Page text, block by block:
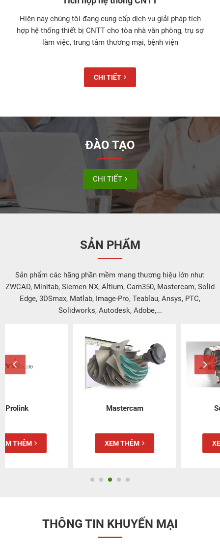
Hiện nay chúng tôi đang cung cấp dịch vụ giải pháp tích
hợp hệ thống thiết bị CNTT cho tòa nhà văn phòng, trụ sợ
làm việc, trung tâm thương mại, bệnh viện
CHI TIẾT
ĐÀO TẠO
CHI TIẾT
SẢN PHẨM
Sản phẩm các hãng phần mềm mang thương hiệu lớn như:
ZWCAD, Minitab, Siemen NX, Altium, Cam350, Mastercam, Solid
Edge, 3DSmax, Matlab, Image-Pro, Teablau, Ansys, PTC,
Solidworks, Autodesk, Adobe,...
XEM THÊM XEM THÊM
THÔNG TIN KHUYẾN MẠI